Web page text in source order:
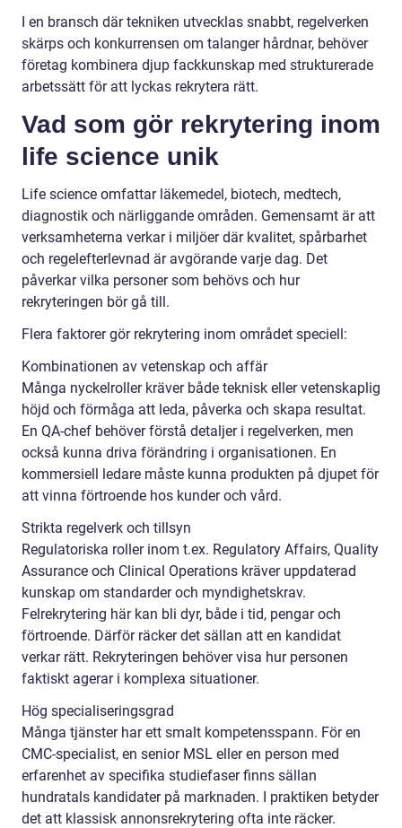
I en bransch där tekniken utvecklas snabbt, regelverken
skärps och konkurrensen om talanger hårdnar, behöver
företag kombinera djup fackkunskap med strukturerade
arbetssätt för att lyckas rekrytera rätt.
Vad som gör rekrytering inom
life science unik
Life science omfattar läkemedel, biotech, medtech,
diagnostik och närliggande områden. Gemensamt är att
verksamheterna verkar i miljöer där kvalitet, spårbarhet
och regelefterlevnad är avgörande varje dag. Det
påverkar vilka personer som behövs och hur
rekryteringen bör gå till.
Flera faktorer gör rekrytering inom området speciell:
Kombinationen av vetenskap och affär
Många nyckelroller kräver både teknisk eller vetenskaplig
höjd och förmåga att leda, påverka och skapa resultat.
En QA-chef behöver förstå detaljer i regelverken, men
också kunna driva förändring i organisationen. En
kommersiell ledare måste kunna produkten på djupet för
att vinna förtroende hos kunder och vård.
Strikta regelverk och tillsyn
Regulatoriska roller inom t.ex. Regulatory Affairs, Quality
Assurance och Clinical Operations kräver uppdaterad
kunskap om standarder och myndighetskrav.
Felrekrytering här kan bli dyr, både i tid, pengar och
förtroende. Därför räcker det sällan att en kandidat
verkar rätt. Rekryteringen behöver visa hur personen
faktiskt agerar i komplexa situationer.
Hög specialiseringsgrad
Många tjänster har ett smalt kompetensspann. För en
CMC-specialist, en senior MSL eller en person med
erfarenhet av specifika studiefaser finns sällan
hundratals kandidater på marknaden. I praktiken betyder
det att klassisk annonsrekrytering ofta inte räcker.